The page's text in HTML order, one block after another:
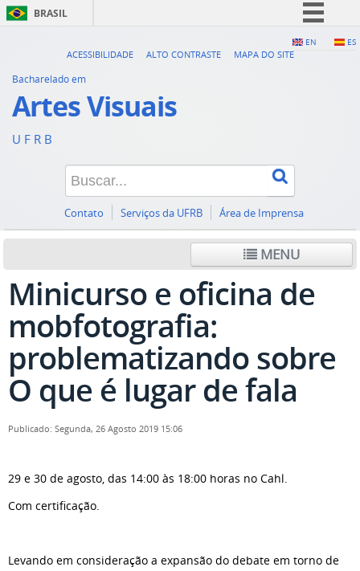
BRASIL
Canais
EN ES
ACESSIBILIDADE ALTO CONTRASTE MAPA DO SITE
Bacharelado em
Artes Visuais
U F R B
Contato Serviços da UFRB Área de Imprensa
MENU
Minicurso e oficina de
mobfotografia:
problematizando sobre
O que é lugar de fala
Publicado: Segunda, 26 Agosto 2019 15:06
29 e 30 de agosto, das 14:00 às 18:00 horas no Cahl.
Com certificação.
Levando em consideração a expansão do debate em torno de